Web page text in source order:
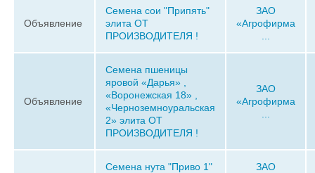
Объявление
Семена сои "Припять"
элита ОТ
ПРОИЗВОДИТЕЛЯ !
ЗАО
«Агрофирма
Объявление
Семена пшеницы
яровой «Дарья» ,
«Воронежская 18» ,
«Черноземноуральская
2» элита ОТ
ПРОИЗВОДИТЕЛЯ !
ЗАО
«Агрофирма
Семена нута "Приво 1"
ЗАО